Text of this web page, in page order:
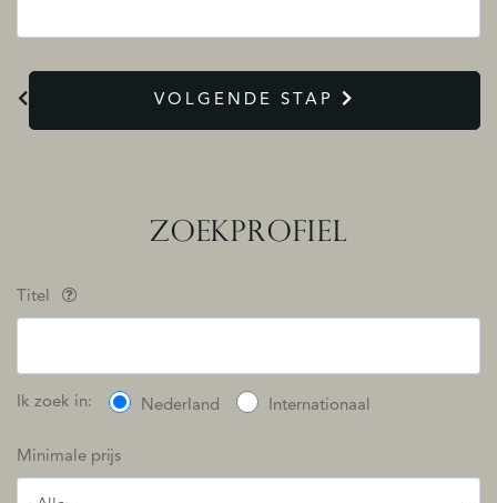
VOLGENDE STAP
ZOEKPROFIEL
Titel
Ik zoek in: Nederland Internationaal
Minimale prijs